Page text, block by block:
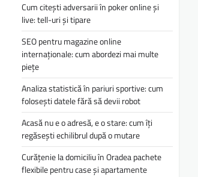
Cum citești adversarii în poker online și
live: tell-uri și tipare
SEO pentru magazine online
internaționale: cum abordezi mai multe
piețe
Analiza statistică în pariuri sportive: cum
folosești datele fără să devii robot
Acasă nu e o adresă, e o stare: cum îți
regăsești echilibrul după o mutare
Curățenie la domiciliu în Oradea pachete
flexibile pentru case și apartamente